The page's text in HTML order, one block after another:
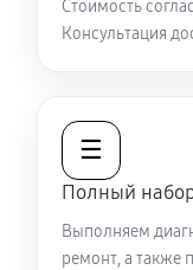
Стоимость
Консультация
☰
Полный
Выполняем
ремонт, а также